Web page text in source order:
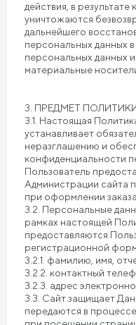
действия, в
уничтожаются
дальнейшего
персональных данных
персональных данных
материальные
3. ПРЕДМЕТ
3.1. Настоящая
устанавливает
неразглашению и
конфиденциальности
Пользователь
Администрации сайта
при оформлении
3.2. Персональные
рамках настоящей
предоставляются
регистрационной
3.2.1. фамилию, имя,
3.2.2. контактный
3.2.3. адрес
3.3. Сайт защищает
передаются в